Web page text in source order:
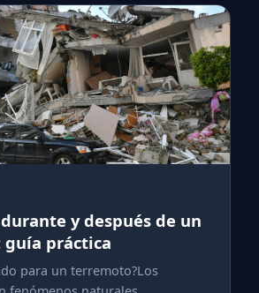
y después de un
práctica
para un terremoto?Los